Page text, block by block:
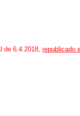
de 6.4.2018, republicado